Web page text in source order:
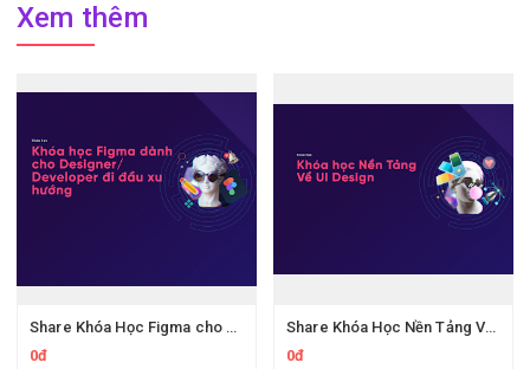
Xem thêm
Share Khóa Học Figma cho Design Developer Đi Đầu Xu Hướng Của Telos
0đ
Share Khóa Học Nền Tảng Về Ui Design Của Telos
0đ